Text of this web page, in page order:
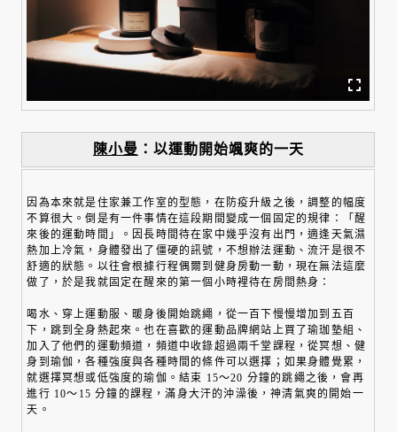
陳小曼 ：以運動開始颯爽的一天
因為本來就是住家兼工作室的型態，在防疫升級之後，調整的幅度
不算很大。倒是有一件事情在這段期間變成一個固定的規律：「醒
來後的運動時間」。因長時間待在家中幾乎沒有出門，適逢天氣濕
熱加上冷氣，身體發出了僵硬的訊號，不想辦法運動、流汗是很不
舒適的狀態。以往會根據行程偶爾到健身房動一動，現在無法這麼
做了，於是我就固定在醒來的第一個小時裡待在房間熱身：
喝水、穿上運動服、暖身後開始跳繩，從一百下慢慢增加到五百
下，跳到全身熱起來。也在喜歡的運動品牌網站上買了瑜珈墊組、
加入了他們的運動頻道，頻道中收錄超過兩千堂課程，從冥想、健
身到瑜伽，各種強度與各種時間的條件可以選擇；如果身體覺累，
就選擇冥想或低強度的瑜伽。結束 15～20 分鐘的跳繩之後，會再
進行 10～15 分鐘的課程，滿身大汗的沖澡後，神清氣爽的開始一
天。